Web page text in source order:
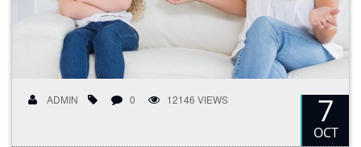
ADMIN 0 12146 VIEWS 7
OCT